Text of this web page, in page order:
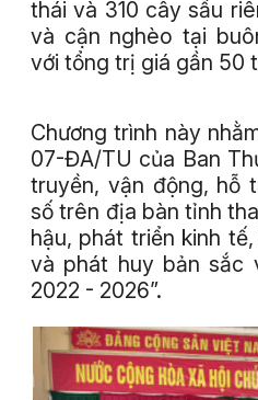
thái và 310 cây sầu
và cận nghèo tại
với tổng trị giá gần 50
Chương trình này
07-ĐA/TU của Ban
truyền, vận động, hỗ
số trên địa bàn tỉnh
hậu, phát triển kinh
và phát huy bản sắc
2022 - 2026”.